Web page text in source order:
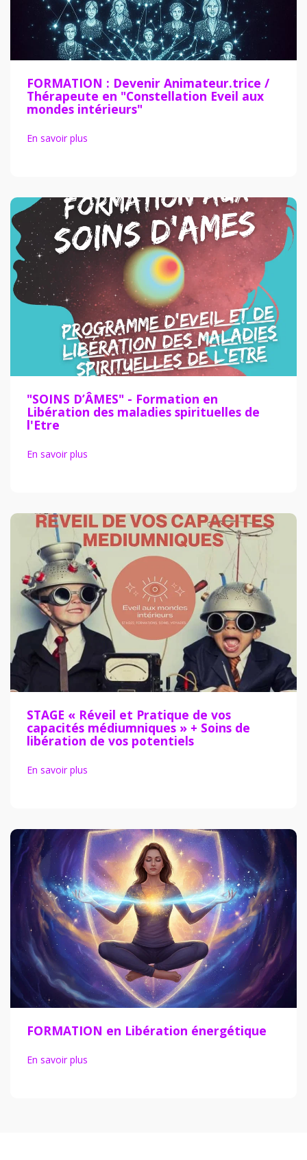
FORMATION : Devenir Animateur.trice /
Thérapeute en "Constellation Eveil aux
mondes intérieurs"
En savoir plus
"SOINS D’ÂMES" - Formation en
Libération des maladies spirituelles de
l'Etre
En savoir plus
STAGE « Réveil et Pratique de vos
capacités médiumniques » + Soins de
libération de vos potentiels
En savoir plus
FORMATION en Libération énergétique
En savoir plus